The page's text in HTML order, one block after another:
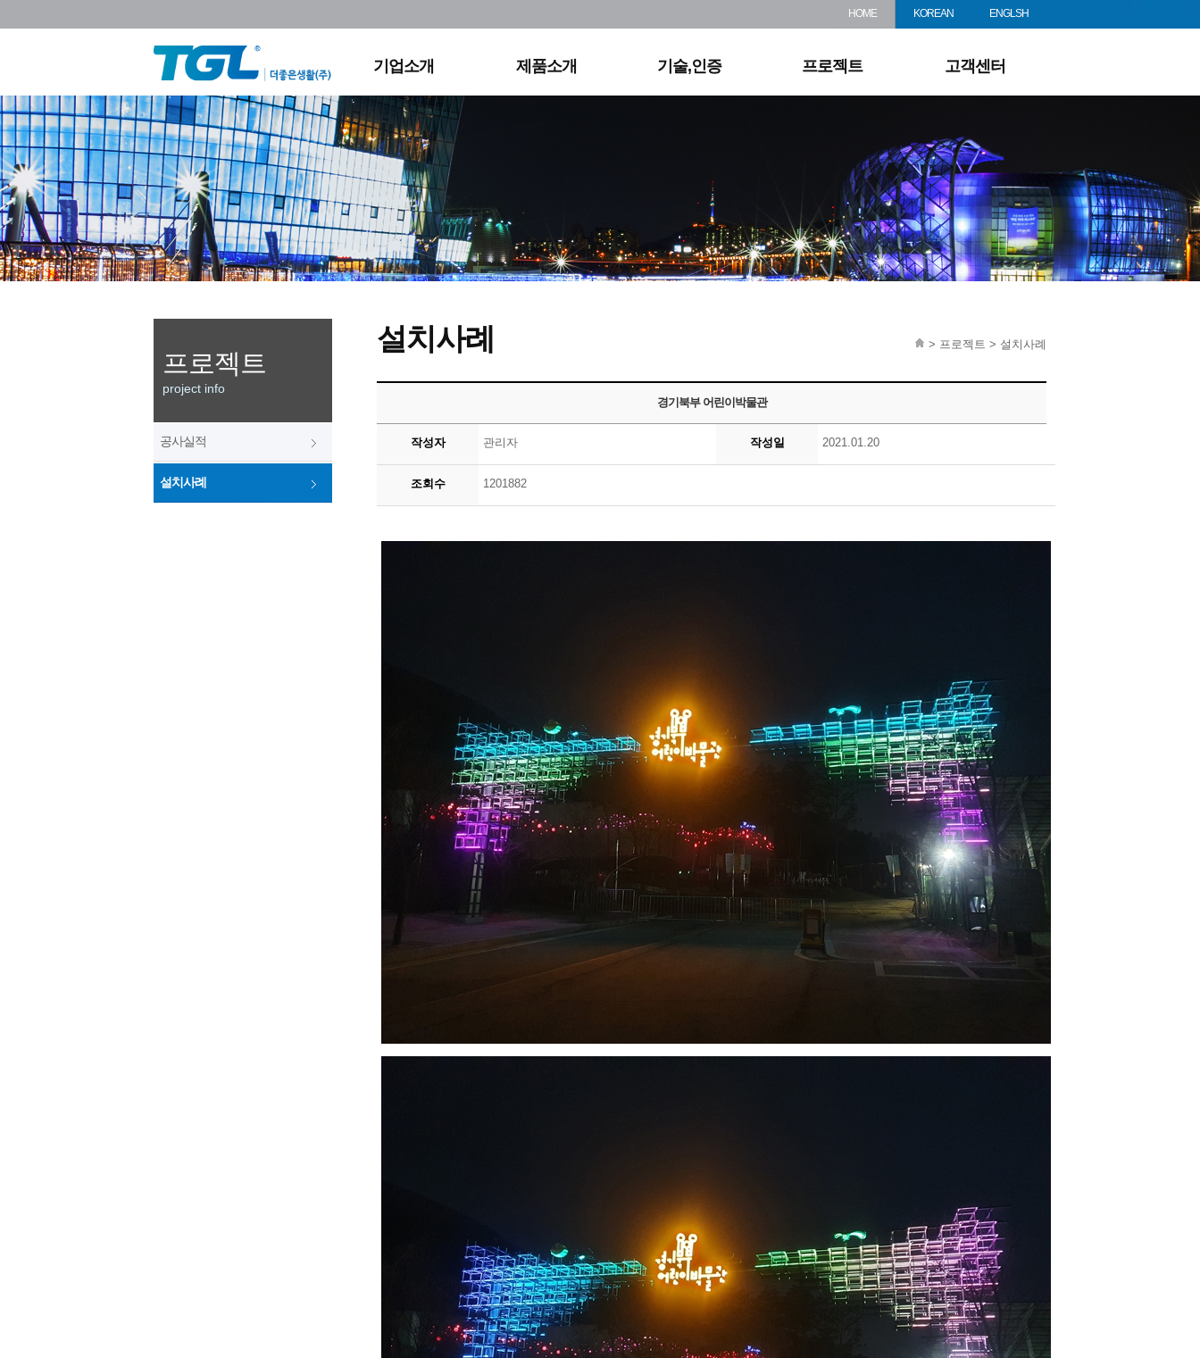
HOME KOREAN ENGLSH
기업소개 제품소개 기술,인증 프로젝트 고객센터
조직도
채용정보
영상조명
홈조명
특허
기타
다운로드
프로젝트
project info
공사실적
설치사례
설치사례 > 프로젝트 > 설치사례
경기북부 어린이박물관
작성자 관리자 작성일 2021.01.20
조회수 1201882